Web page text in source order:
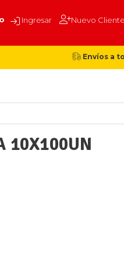
Ingresar Nuevo Cliente
Envíos a
10X100UN